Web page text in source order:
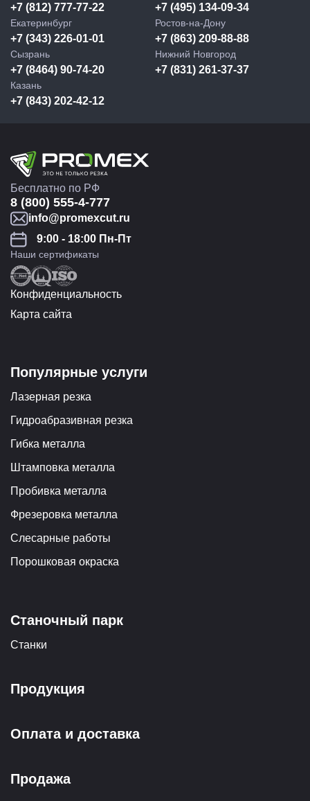
+7 (812) 777-77-22 +7 (495) 134-09-34
Екатеринбург
+7 (343) 226-01-01
Ростов-на-Дону
+7 (863) 209-88-88
Сызрань
+7 (8464) 90-74-20
Нижний Новгород
+7 (831) 261-37-37
Казань
+7 (843) 202-42-12
Бесплатно по РФ
8 (800) 555-4-777
info@promexcut.ru
9:00 - 18:00 Пн-Пт
Наши сертификаты
Конфиденциальность
Карта сайта
Популярные услуги
Лазерная резка
Гидроабразивная резка
Гибка металла
Штамповка металла
Пробивка металла
Фрезеровка металла
Слесарные работы
Порошковая окраска
Станочный парк
Станки
Продукция
Оплата и доставка
Продажа